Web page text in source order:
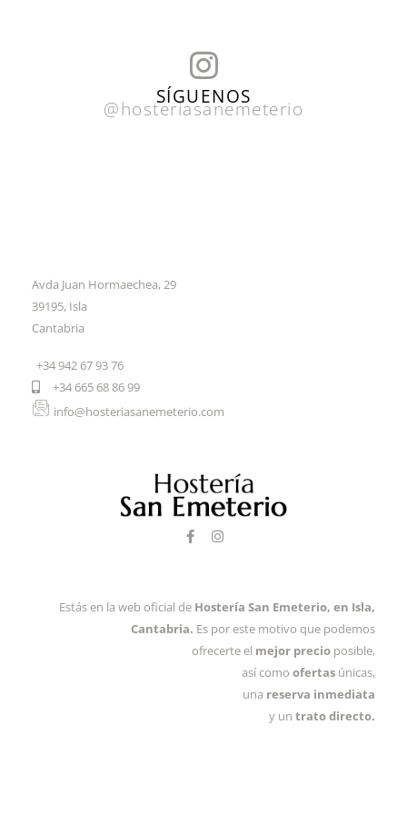
I
n
s
SÍGUENOS
@hosteriasanemeterio
Avda Juan Hormaechea, 29
39195, Isla
Cantabria
+34 942 67 93 76
+34 665 68 86 99
info@hosteriasanemeterio.com
F
a
o
k
-
f
I
n
r
a
m
Estás en la web oficial de Hostería San Emeterio, en Isla,
Cantabria. Es por este motivo que podemos
ofrecerte el mejor precio posible,
así como ofertas únicas,
una reserva inmediata
y un trato directo.